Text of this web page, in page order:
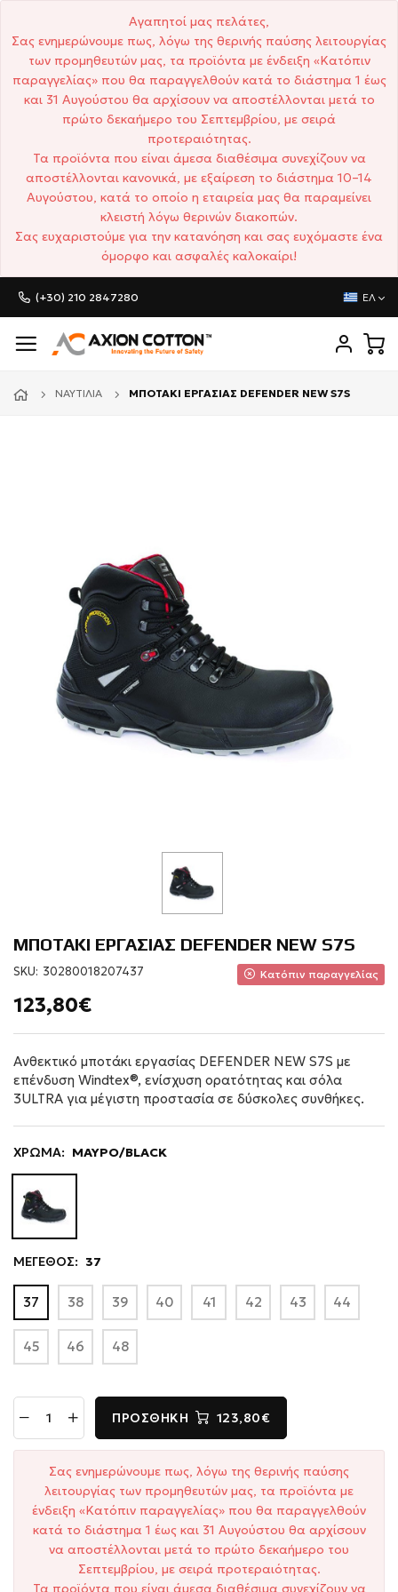
Αγαπητοί μας πελάτες,
Σας ενημερώνουμε πως, λόγω της θερινής παύσης λειτουργίας
των προμηθευτών μας, τα προϊόντα με ένδειξη «Κατόπιν
παραγγελίας» που θα παραγγελθούν κατά το διάστημα 1 έως
και 31 Αυγούστου θα αρχίσουν να αποστέλλονται μετά το
πρώτο δεκαήμερο του Σεπτεμβρίου, με σειρά
προτεραιότητας.
Τα προϊόντα που είναι άμεσα διαθέσιμα συνεχίζουν να
αποστέλλονται κανονικά, με εξαίρεση το διάστημα 10–14
Αυγούστου, κατά το οποίο η εταιρεία μας θα παραμείνει
κλειστή λόγω θερινών διακοπών.
Σας ευχαριστούμε για την κατανόηση και σας ευχόμαστε ένα
όμορφο και ασφαλές καλοκαίρι!
(+30) 210 2847280 ΕΛ
ΝΑΥΤΙΛΊΑ ΜΠΟΤΑΚΙ ΕΡΓΑΣΙΑΣ DEFENDER NEW S7S
ΜΠΟΤΑΚΙ ΕΡΓΑΣΙΑΣ DEFENDER NEW S7S
SKU: 30280018207437 Κατόπιν παραγγελίας
123,80€
Ανθεκτικό μποτάκι εργασίας DEFENDER NEW S7S με
επένδυση Windtex®, ενίσχυση ορατότητας και σόλα
3ULTRA για μέγιστη προστασία σε δύσκολες συνθήκες.
ΧΡΩΜΑ: ΜΑΥΡΟ/BLACK
ΜΕΓΕΘΟΣ: 37
37 38 39 40 41 42 43 44
45 46 48
ΠΡΟΣΘΉΚΗ 123,80€
Σας ενημερώνουμε πως, λόγω της θερινής παύσης
λειτουργίας των προμηθευτών μας, τα προϊόντα με
ένδειξη «Κατόπιν παραγγελίας» που θα παραγγελθούν
κατά το διάστημα 1 έως και 31 Αυγούστου θα αρχίσουν
να αποστέλλονται μετά το πρώτο δεκαήμερο του
Σεπτεμβρίου, με σειρά προτεραιότητας.
Τα προϊόντα που είναι άμεσα διαθέσιμα συνεχίζουν να